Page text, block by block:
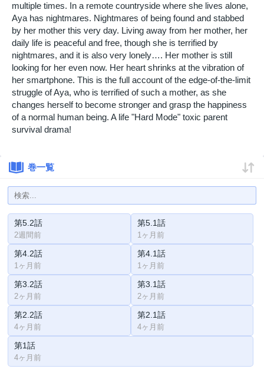
multiple times. In a remote countryside where she lives alone,
Aya has nightmares. Nightmares of being found and stabbed
by her mother this very day. Living away from her mother, her
daily life is peaceful and free, though she is terrified by
nightmares, and it is also very lonely…. Her mother is still
looking for her even now. Her heart shrinks at the vibration of
her smartphone. This is the full account of the edge-of-the-limit
struggle of Aya, who is terrified of such a mother, as she
changes herself to become stronger and grasp the happiness
of a normal human being. A life "Hard Mode" toxic parent
survival drama!
巻一覧
第5.2話
2週間前
第5.1話
1ヶ月前
第4.2話
1ヶ月前
第4.1話
1ヶ月前
第3.2話
2ヶ月前
第3.1話
2ヶ月前
第2.2話
4ヶ月前
第2.1話
4ヶ月前
第1話
4ヶ月前